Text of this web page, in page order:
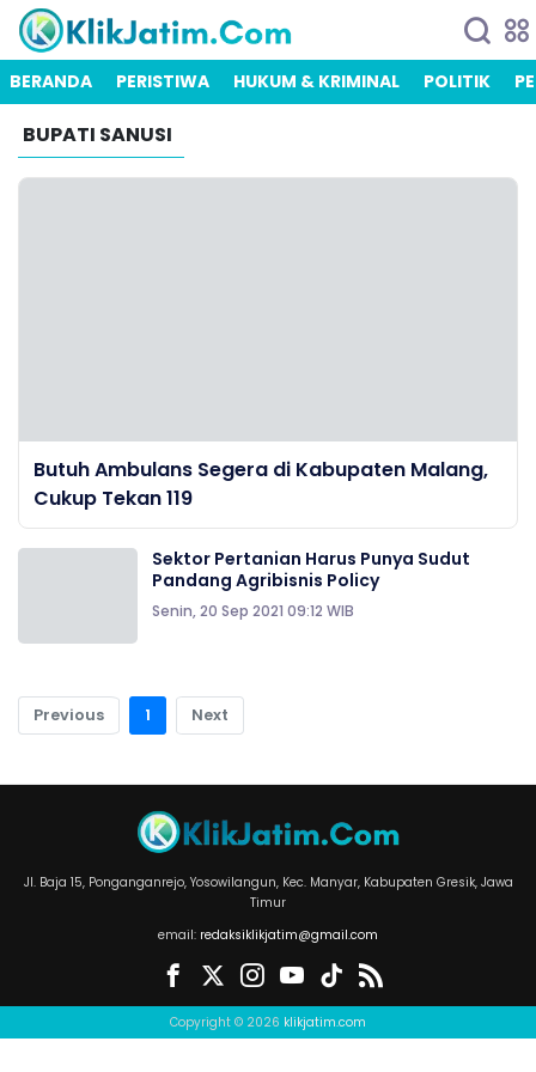
BERANDA PERISTIWA HUKUM & KRIMINAL POLITIK
BUPATI SANUSI
Butuh Ambulans Segera di Kabupaten Malang,
Cukup Tekan 119
Sektor Pertanian Harus Punya Sudut
Pandang Agribisnis Policy
Senin, 20 Sep 2021 09:12 WIB
Previous 1 Next
Jl. Baja 15, Ponganganrejo, Yosowilangun, Kec. Manyar, Kabupaten Gresik, Jawa
Timur
email: redaksiklikjatim@gmail.com
Copyright © 2026 klikjatim.com